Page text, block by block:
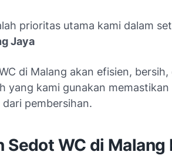
prioritas utama kami dalam
Jaya
di Malang akan efisien, bersih,
yang kami gunakan memastikan
pembersihan.
Sedot WC di Malang